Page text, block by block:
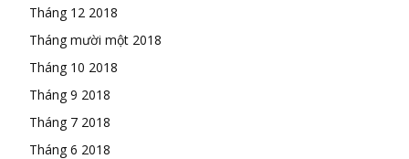
Tháng 12 2018
Tháng mười một 2018
Tháng 10 2018
Tháng 9 2018
Tháng 7 2018
Tháng 6 2018